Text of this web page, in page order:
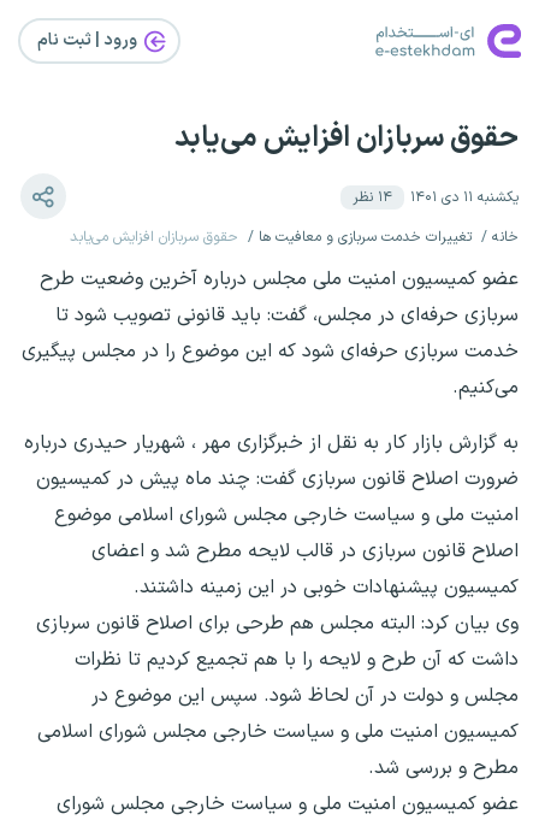
ورود | ثبت‌ نام
حقوق سربازان افزایش می‌یابد
یکشنبه ۱۱ دی ۱۴۰۱ ۱۴ نظر
خانه
تغییرات خدمت سربازی و معافیت ها حقوق سربازان افزایش می‌یابد
عضو کمیسیون امنیت ملی مجلس درباره آخرین وضعیت طرح
سربازی حرفه‌ای در مجلس، گفت: باید قانونی تصویب شود تا
خدمت سربازی حرفه‌ای شود که این موضوع را در مجلس پیگیری
می‌کنیم.
به گزارش بازار کار به نقل از خبرگزاری مهر ، شهریار حیدری درباره
ضرورت اصلاح قانون سربازی گفت: چند ماه پیش در کمیسیون
امنیت ملی و سیاست خارجی مجلس شورای اسلامی موضوع
اصلاح قانون سربازی در قالب لایحه مطرح شد و اعضای
کمیسیون پیشنهادات خوبی در این زمینه داشتند.
وی بیان کرد: البته مجلس هم طرحی برای اصلاح قانون سربازی
داشت که آن طرح و لایحه را با هم تجمیع کردیم تا نظرات
مجلس و دولت در آن لحاظ شود. سپس این موضوع در
کمیسیون امنیت ملی و سیاست خارجی مجلس شورای اسلامی
مطرح و بررسی شد.
عضو کمیسیون امنیت ملی و سیاست خارجی مجلس شورای